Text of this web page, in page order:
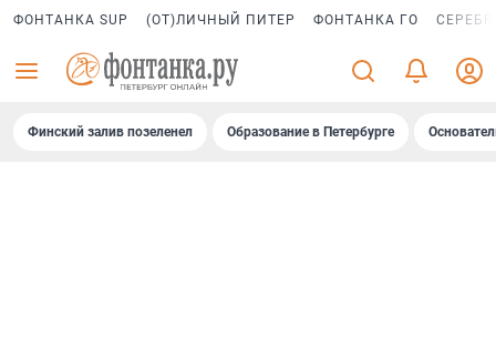
ФОНТАНКА SUP (ОТ)ЛИЧНЫЙ ПИТЕР ФОНТАНКА ГО
Финский залив позеленел Образование в Петербурге